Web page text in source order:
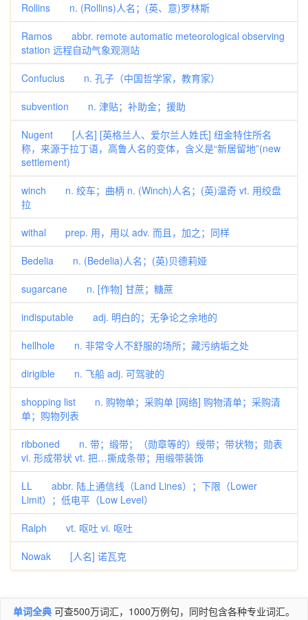
Rollins n. (Rollins)人名；(英、意)罗林斯
Ramos abbr. remote automatic meteorological observing
station 远程自动气象观测站
Confucius n. 孔子（中国哲学家，教育家）
subvention n. 津贴；补助金；援助
Nugent [人名] [英格兰人、爱尔兰人姓氏] 纽金特住所名
称，来源于拉丁语，高鲁人名的变体，含义是“新居留地”(new
settlement)
winch n. 绞车；曲柄 n. (Winch)人名；(英)温奇 vt. 用绞盘
拉
withal prep. 用，用以 adv. 而且，加之；同样
Bedelia n. (Bedelia)人名；(英)贝德莉娅
sugarcane n. [作物] 甘蔗；糖蔗
indisputable adj. 明白的；无争论之余地的
hellhole n. 非常令人不舒服的场所；藏污纳垢之处
dirigible n. 飞船 adj. 可驾驶的
shopping list n. 购物单；采购单 [网络] 购物清单；采购清
单；购物列表
ribboned n. 带；缎带；（勋章等的）绶带；带状物；勋表
vi. 形成带状 vt. 把…撕成条带；用缎带装饰
LL abbr. 陆上通信线（Land Lines）；下限（Lower
Limit）；低电平（Low Level）
Ralph vt. 呕吐 vi. 呕吐
Nowak [人名] 诺瓦克
单词全典 可查500万词汇，1000万例句，同时包含各种专业词汇。